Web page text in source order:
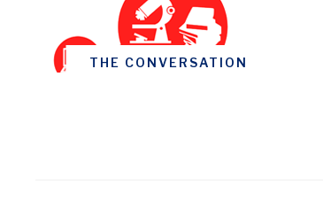
THE CONVERSATION